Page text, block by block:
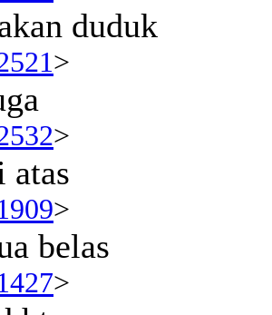
duduk
>
>
atas
>
belas
>